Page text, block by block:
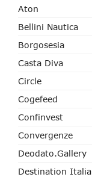
Aton
Bellini Nautica
Borgosesia
Casta Diva
Circle
Cogefeed
Confinvest
Convergenze
Deodato.Gallery
Destination Italia